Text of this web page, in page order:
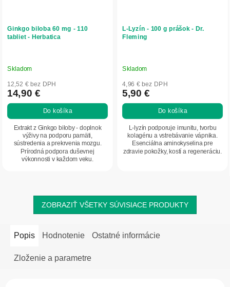
Ginkgo biloba 60 mg - 110
tabliet - Herbatica
Skladom
12,52 € bez DPH
14,90 €
Do košíka
Extrakt z Ginkgo biloby - doplnok
výživy na podporu pamäti,
sústredenia a prekrvenia mozgu.
Prírodná podpora duševnej
výkonnosti v každom veku.
L-Lyzín - 100 g prášok - Dr.
Fleming
Skladom
4,96 € bez DPH
5,90 €
Do košíka
L-lyzín podporuje imunitu, tvorbu
kolagénu a vstrebávanie vápnika.
Esenciálna aminokyselina pre
zdravie pokožky, kostí a regeneráciu.
ZOBRAZIŤ VŠETKY SÚVISIACE PRODUKTY
Popis Hodnotenie Ostatné informácie
Zloženie a parametre